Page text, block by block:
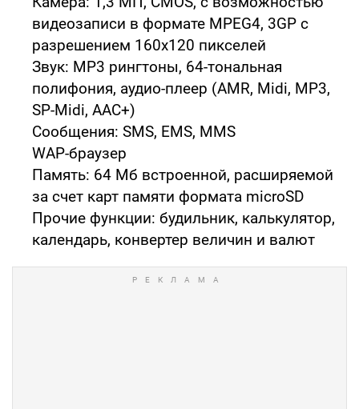
видеозаписи в формате MPEG4, 3GP с
разрешением 160x120 пикселей
Звук: MP3 рингтоны, 64-тональная
полифония, аудио-плеер (AMR, Midi, MP3,
SP-Midi, AAC+)
Сообщения: SMS, EMS, MMS
WAP-браузер
Память: 64 Мб встроенной, расширяемой
за счет карт памяти формата microSD
Прочие функции: будильник, калькулятор,
календарь, конвертер величин и валют